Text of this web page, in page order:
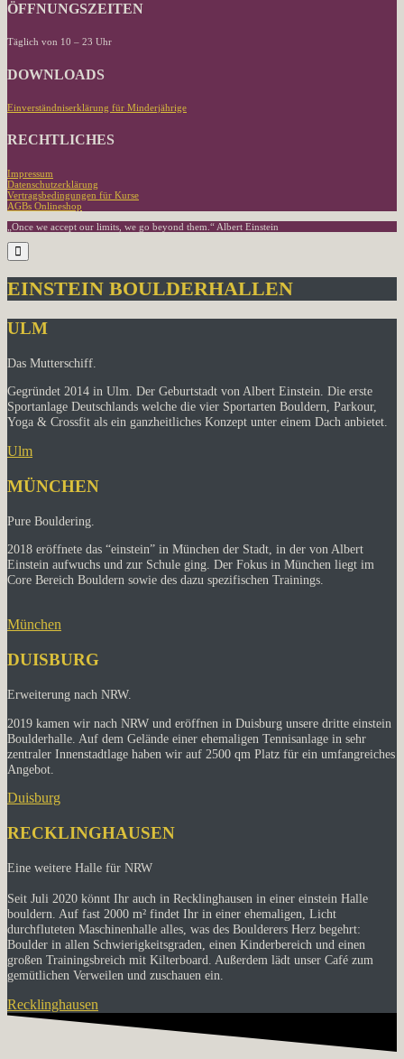
ÖFFNUNGSZEITEN
Täglich von 10 – 23 Uhr
DOWNLOADS
Einverständniserklärung für Minderjährige
RECHTLICHES
Impressum
Datenschutzerklärung
Vertragsbedingungen für Kurse
AGBs Onlineshop
„Once we accept our limits, we go beyond them.“ Albert Einstein
EINSTEIN BOULDERHALLEN
ULM
Das Mutterschiff.
Gegründet 2014 in Ulm. Der Geburtstadt von Albert Einstein. Die erste
Sportanlage Deutschlands welche die vier Sportarten Bouldern, Parkour,
Yoga & Crossfit als ein ganzheitliches Konzept unter einem Dach anbietet.
Ulm
MÜNCHEN
Pure Bouldering.
2018 eröffnete das “einstein” in München der Stadt, in der von Albert
Einstein aufwuchs und zur Schule ging. Der Fokus in München liegt im
Core Bereich Bouldern sowie des dazu spezifischen Trainings.
München
DUISBURG
Erweiterung nach NRW.
2019 kamen wir nach NRW und eröffnen in Duisburg unsere dritte einstein
Boulderhalle. Auf dem Gelände einer ehemaligen Tennisanlage in sehr
zentraler Innenstadtlage haben wir auf 2500 qm Platz für ein umfangreiches
Angebot.
Duisburg
RECKLINGHAUSEN
Eine weitere Halle für NRW
Seit Juli 2020 könnt Ihr auch in Recklinghausen in einer einstein Halle
bouldern. Auf fast 2000 m² findet Ihr in einer ehemaligen, Licht
durchfluteten Maschinenhalle alles, was des Boulderers Herz begehrt:
Boulder in allen Schwierigkeitsgraden, einen Kinderbereich und einen
großen Trainingsbreich mit Kilterboard. Außerdem lädt unser Café zum
gemütlichen Verweilen und zuschauen ein.
Recklinghausen